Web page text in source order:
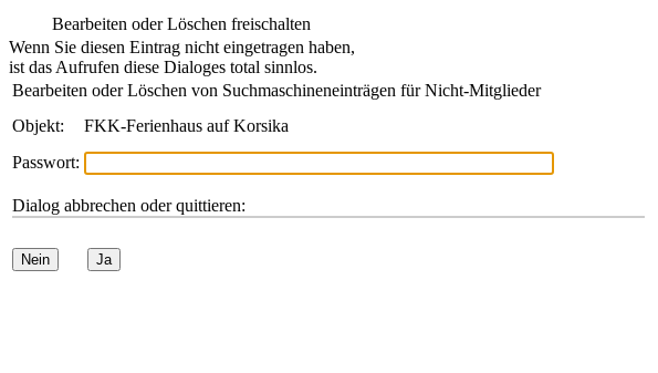
Bearbeiten oder Löschen freischalten
Wenn Sie diesen Eintrag nicht eingetragen haben,
ist das Aufrufen diese Dialoges total sinnlos.
Bearbeiten oder Löschen von Suchmaschineneinträgen für Nicht-Mitglieder
Objekt:
FKK-Ferienhaus auf Korsika
Passwort:
Dialog abbrechen oder quittieren:
Nein Ja